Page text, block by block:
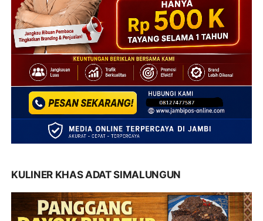
KULINER KHAS ADAT SIMALUNGUN